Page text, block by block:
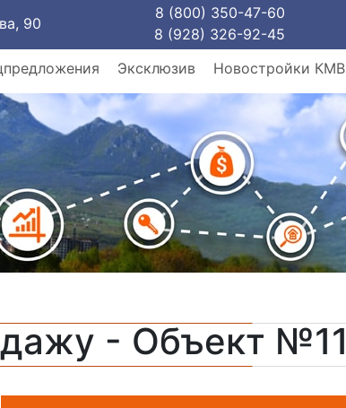
90
8 (800) 350-47-60
8 (928) 326-92-45
Эксклюзив Новостройки КМВ
- Объект